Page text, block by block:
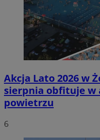
Akcja Lato 2026 w
sierpnia obfituje w
powietrzu
6